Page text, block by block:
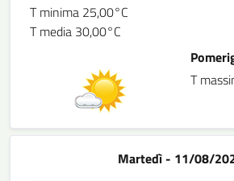
T minima 25,00°C
T media 30,00°C
T
Martedì - 11/08/